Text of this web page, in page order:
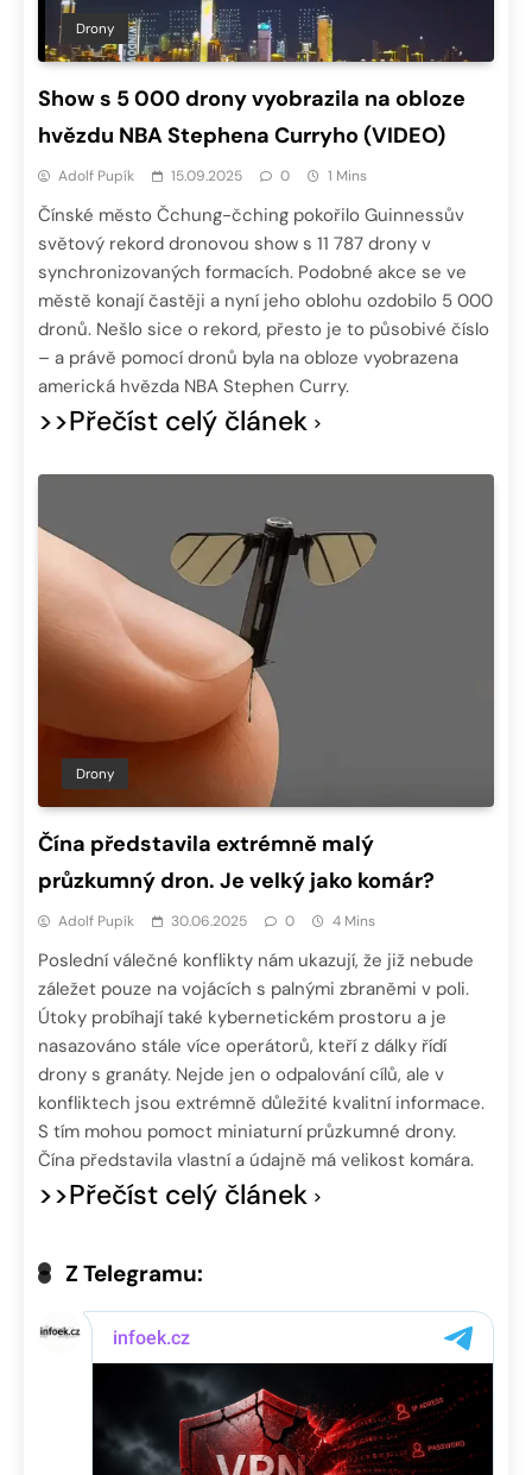
Drony
Show s 5 000 drony vyobrazila na obloze
hvězdu NBA Stephena Curryho (VIDEO)
Adolf Pupík 15.09.2025 0 1 Mins
Čínské město Čchung-čching pokořilo Guinnessův
světový rekord dronovou show s 11 787 drony v
synchronizovaných formacích. Podobné akce se ve
městě konají častěji a nyní jeho oblohu ozdobilo 5 000
dronů. Nešlo sice o rekord, přesto je to působivé číslo
– a právě pomocí dronů byla na obloze vyobrazena
americká hvězda NBA Stephen Curry.
>>Přečíst celý článek
Drony
Čína představila extrémně malý
průzkumný dron. Je velký jako komár?
Adolf Pupík 30.06.2025 0 4 Mins
Poslední válečné konflikty nám ukazují, že již nebude
záležet pouze na vojácích s palnými zbraněmi v poli.
Útoky probíhají také kybernetickém prostoru a je
nasazováno stále více operátorů, kteří z dálky řídí
drony s granáty. Nejde jen o odpalování cílů, ale v
konfliktech jsou extrémně důležité kvalitní informace.
S tím mohou pomoct miniaturní průzkumné drony.
Čína představila vlastní a údajně má velikost komára.
>>Přečíst celý článek
Z Telegramu: